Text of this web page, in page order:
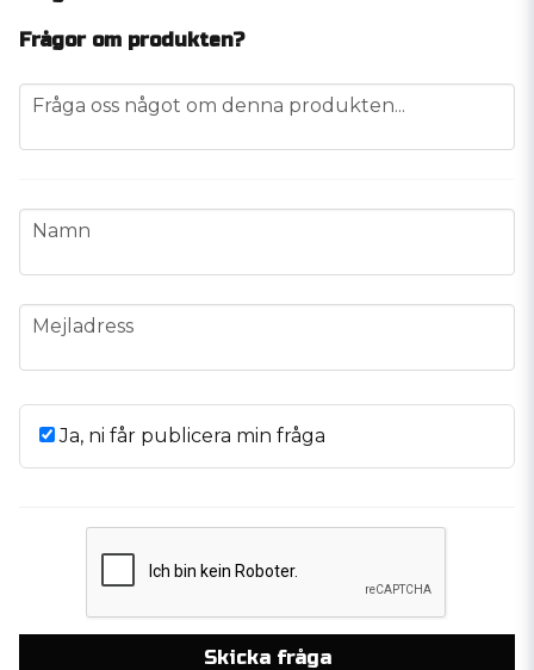
Frågor om produkten?
question
Fråga oss något om denna produkten...
name
Namn
email
Mejladress
Ja, ni får publicera min fråga
Skicka fråga